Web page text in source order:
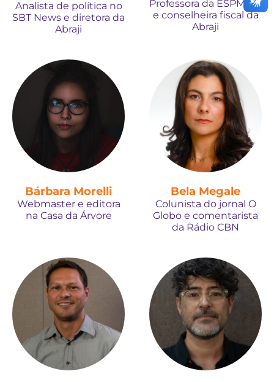
Analista de política no
SBT News e diretora da
Abraji
Professora da ESPM-SP
e conselheira fiscal da
Abraji
Bárbara Morelli
Webmaster e editora
na Casa da Árvore
Bela Megale
Colunista do jornal O
Globo e comentarista
da Rádio CBN